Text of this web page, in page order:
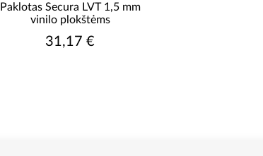
Paklotas Secura LVT 1,5 mm
vinilo plokštėms
31,17 €